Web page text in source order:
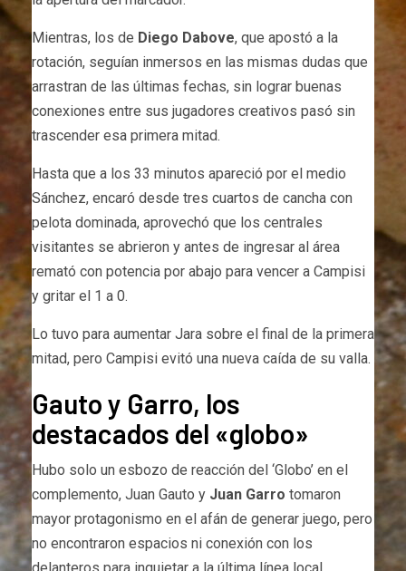
Mientras, los de Diego Dabove, que apostó a la
rotación, seguían inmersos en las mismas dudas que
arrastran de las últimas fechas, sin lograr buenas
conexiones entre sus jugadores creativos pasó sin
trascender esa primera mitad.
Hasta que a los 33 minutos apareció por el medio
Sánchez, encaró desde tres cuartos de cancha con
pelota dominada, aprovechó que los centrales
visitantes se abrieron y antes de ingresar al área
remató con potencia por abajo para vencer a Campisi
y gritar el 1 a 0.
Lo tuvo para aumentar Jara sobre el final de la primera
mitad, pero Campisi evitó una nueva caída de su valla.
Gauto y Garro, los
destacados del «globo»
Hubo solo un esbozo de reacción del ‘Globo’ en el
complemento, Juan Gauto y Juan Garro tomaron
mayor protagonismo en el afán de generar juego, pero
no encontraron espacios ni conexión con los